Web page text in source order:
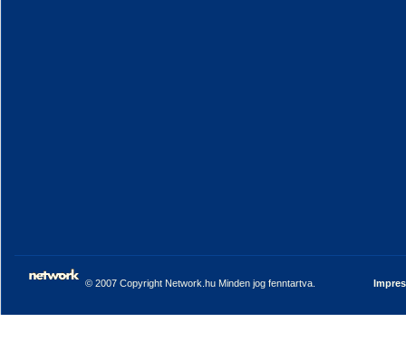
© 2007 Copyright Network.hu Minden jog fenntartva.